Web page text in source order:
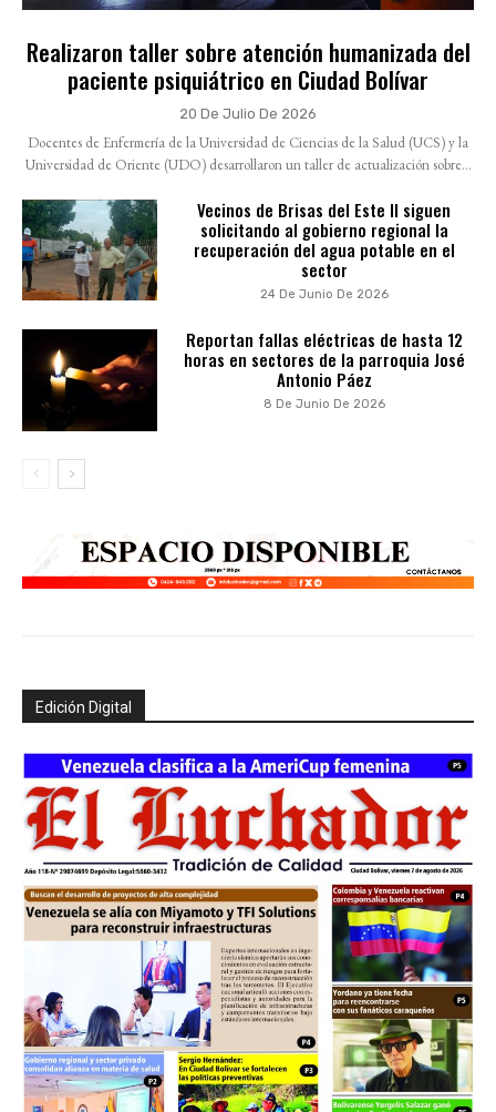
Realizaron taller sobre atención humanizada del
paciente psiquiátrico en Ciudad Bolívar
20 De Julio De 2026
Docentes de Enfermería de la Universidad de Ciencias de la Salud (UCS) y la
Universidad de Oriente (UDO) desarrollaron un taller de actualización sobre...
Vecinos de Brisas del Este II siguen
solicitando al gobierno regional la
recuperación del agua potable en el
sector
24 De Junio De 2026
Reportan fallas eléctricas de hasta 12
horas en sectores de la parroquia José
Antonio Páez
8 De Junio De 2026
Edición Digital